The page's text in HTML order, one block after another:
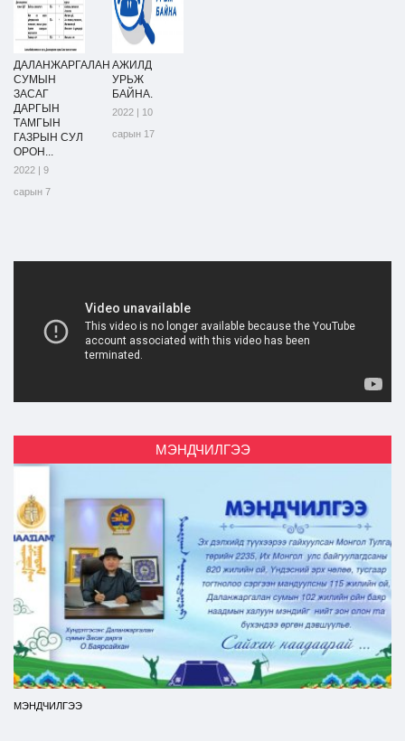
ДАЛАНЖАРГАЛАН
СУМЫН
ЗАСАГ
ДАРГЫН
ТАМГЫН
ГАЗРЫН СУЛ
ОРОН...
2022 | 9
сарын 7
АЖИЛД
УРЬЖ
БАЙНА.
2022 | 10
сарын 17
МЭНДЧИЛГЭЭ
МЭНДЧИЛГЭЭ